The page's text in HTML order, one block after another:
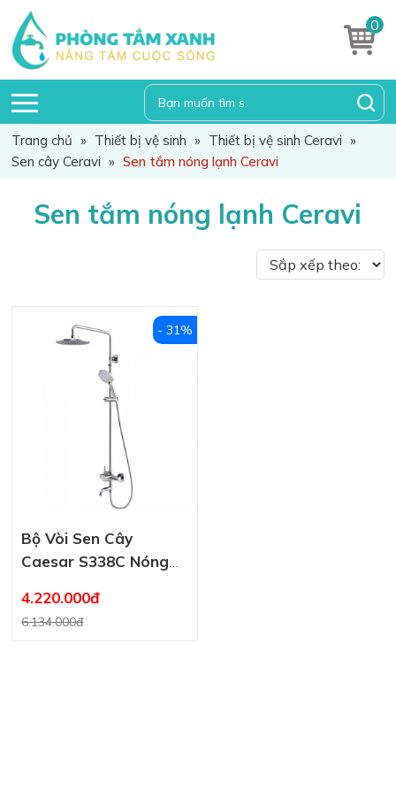
0
Trang chủ » Thiết bị vệ sinh » Thiết bị vệ sinh Ceravi »
Sen cây Ceravi » Sen tắm nóng lạnh Ceravi
Sen tắm nóng lạnh Ceravi
Bộ Vòi Sen Cây
Caesar S338C Nóng
4.220.000đ
6.134.000đ
- 31%